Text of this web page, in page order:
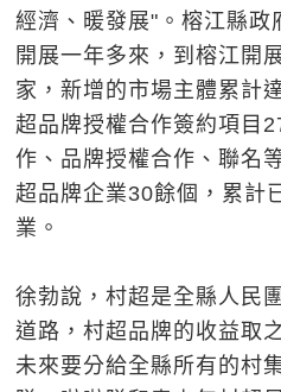
經濟、暖發展"。榕江縣政
開展一年多來，到榕江開
家，新增的市場主體累計
超品牌授權合作簽約項目
作、品牌授權合作、聯名
超品牌企業30餘個，累計
業。
徐勃說，村超是全縣人民
道路，村超品牌的收益取
未來要分給全縣所有的村